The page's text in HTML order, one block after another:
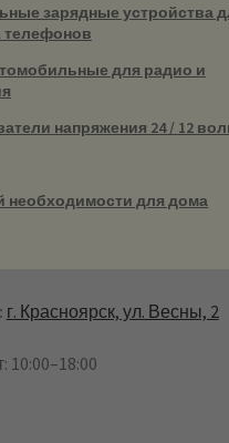
зарядные устройства
для радио и
напряжения 24 / 12
необходимости для дома
г. Красноярск, ул. Весны, 2
10:00–18:00